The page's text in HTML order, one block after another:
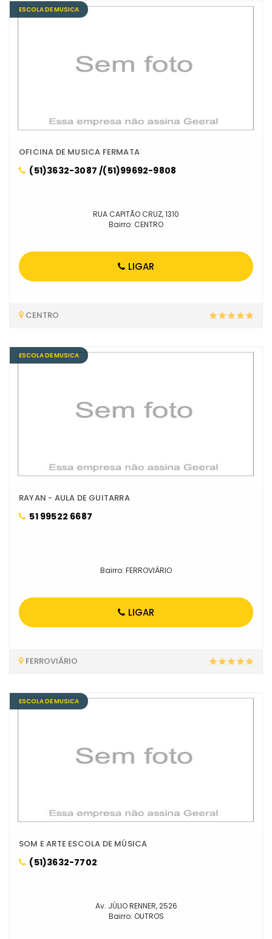
ESCOLA DE MUSICA
OFICINA DE MUSICA FERMATA
(51)3632-3087 /(51)99692-9808
RUA CAPITÃO CRUZ, 1310
Bairro: CENTRO
LIGAR
CENTRO
ESCOLA DE MUSICA
RAYAN - AULA DE GUITARRA
51 99522 6687
Bairro: FERROVIÁRIO
LIGAR
FERROVIÁRIO
ESCOLA DE MUSICA
SOM E ARTE ESCOLA DE MÚSICA
(51)3632-7702
Av. JÚLIO RENNER, 2526
Bairro: OUTROS